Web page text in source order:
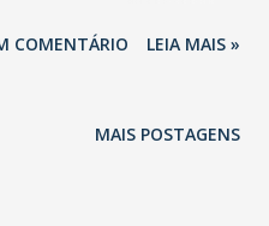
novas Regras tornarem a
COMENTÁRIO LEIA MAIS »
MAIS POSTAGENS